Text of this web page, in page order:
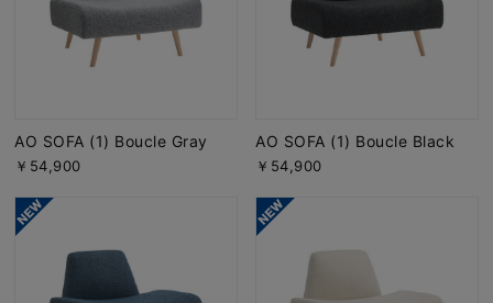
AO SOFA (1) Boucle Gray
￥54,900
AO SOFA (1) Boucle Black
￥54,900